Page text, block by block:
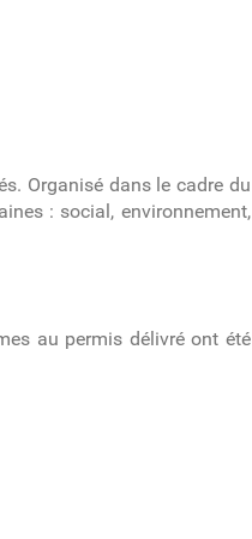
Organisé dans le cadre du
: social, environnement,
au permis délivré ont été